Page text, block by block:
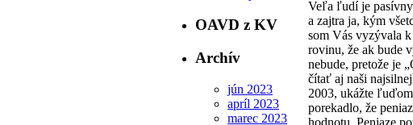
OAVD z KV
Archív
jún 2023
apríl 2023
marec 2023
Veľa ľudí je
a zajtra ja, kým
som Vás vyzývala
rovinu, že ak bude
nebude, pretože je
čítať aj naši
2003, ukážte
porekadlo, že
hodnotu. Peniaze